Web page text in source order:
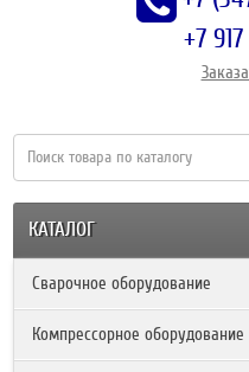
+7
КАТАЛОГ
Сварочное оборудование
Компрессорное оборудование